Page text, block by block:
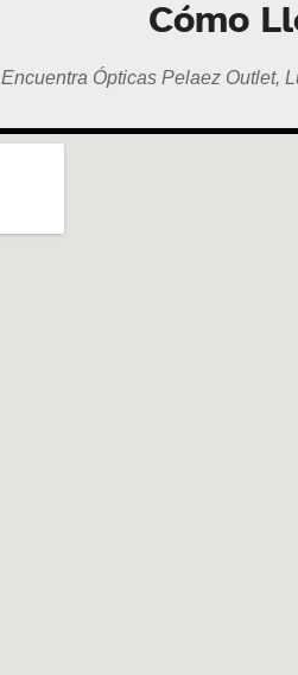
Cómo
Encuentra Ópticas Pelaez Outlet,